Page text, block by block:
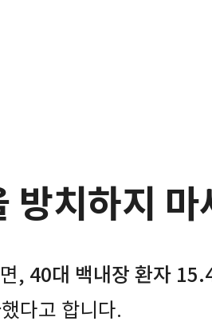
방치하지 마
, 40대 백내장 환자
했다고 합니다.